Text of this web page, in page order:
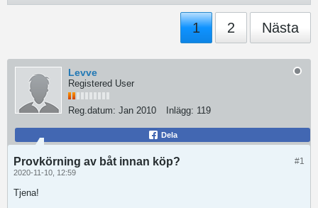
1 2 Nästa
Levve
Registered User
Reg.datum: Jan 2010 Inlägg: 119
Dela
#1
Provkörning av båt innan köp?
2020-11-10, 12:59
Tjena!